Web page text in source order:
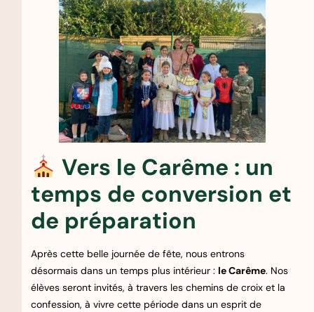
Vers le Carême : un
temps de conversion et
de préparation
Après cette belle journée de fête, nous entrons
désormais dans un temps plus intérieur : le Carême. Nos
élèves seront invités, à travers les chemins de croix et la
confession, à vivre cette période dans un esprit de